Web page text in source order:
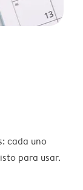
cada uno
para usar.